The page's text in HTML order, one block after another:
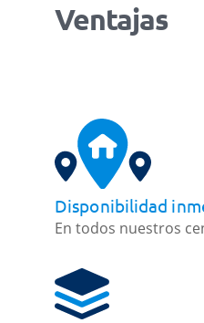
Ventajas
Disponibilidad
En todos nuestros